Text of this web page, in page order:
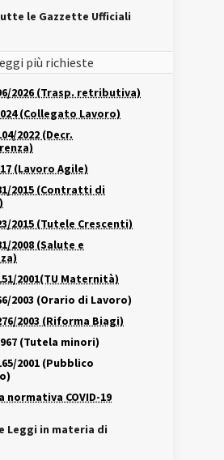
le Gazzette Ufficiali
più richieste
2026 (Trasp. retributiva)
(Collegato Lavoro)
2022 (Decr.
(Lavoro Agile)
2015 (Contratti di
2015 (Tutele Crescenti)
2008 (Salute e
2001(TU Maternità)
2003 (Orario di Lavoro)
2003 (Riforma Biagi)
(Tutela minori)
2001 (Pubblico
normativa COVID-19
Leggi in materia di